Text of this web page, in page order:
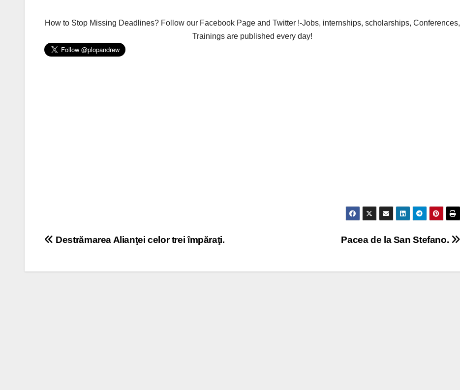
How to Stop Missing Deadlines? Follow our Facebook Page and Twitter !-Jobs, internships, scholarships, Conferences,
Trainings are published every day!
Post
Pacea de la San Stefano.
Destrămarea Alianţei celor trei împăraţi.